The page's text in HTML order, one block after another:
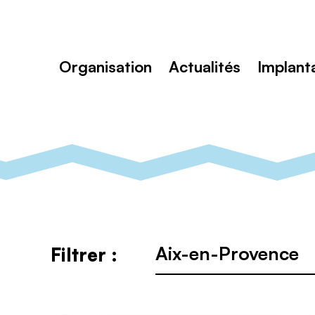
Organisation Actualités
Filtrer :
Ville
: